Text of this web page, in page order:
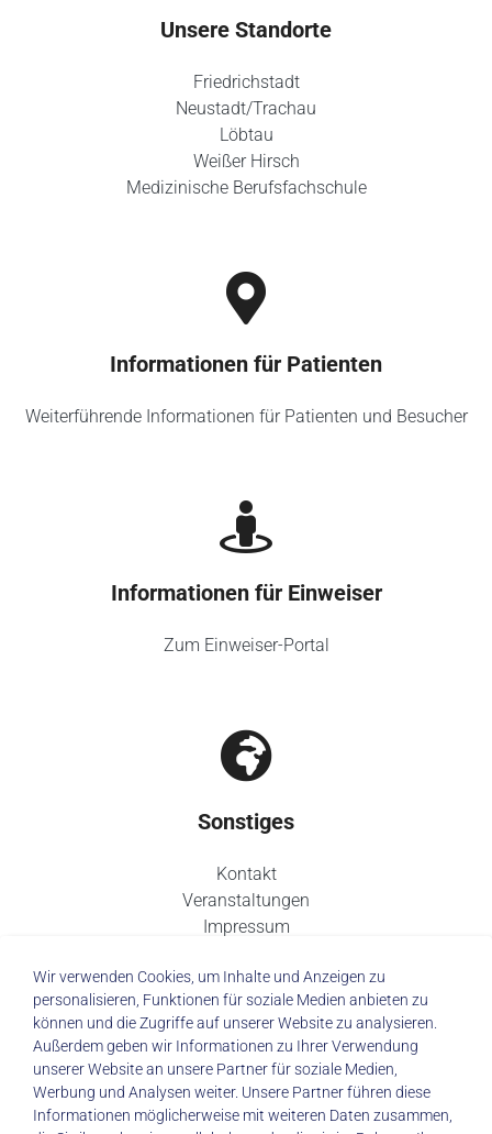
Unsere Standorte
Friedrichstadt
Neustadt/Trachau
Löbtau
Weißer Hirsch
Medizinische Berufsfachschule
Informationen für Patienten
Weiterführende Informationen für Patienten und Besucher
Informationen für Einweiser
Zum Einweiser-Portal
Sonstiges
Kontakt
Veranstaltungen
Impressum
© 2026 Städtisches Klinikum Dresden
Wir verwenden Cookies, um Inhalte und Anzeigen zu
personalisieren, Funktionen für soziale Medien anbieten zu
können und die Zugriffe auf unserer Website zu analysieren.
Außerdem geben wir Informationen zu Ihrer Verwendung
unserer Website an unsere Partner für soziale Medien,
Werbung und Analysen weiter. Unsere Partner führen diese
Informationen möglicherweise mit weiteren Daten zusammen,